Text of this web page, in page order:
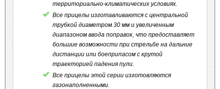
территориально-климатических условиях.
Все прицелы изготавливаются с центральной
трубкой диаметром 30 мм и увеличенным
диапазоном ввода поправок, что предоставляет
большие возможности при стрельбе на дальние
дистанции или боеприпасом с крутой
траекторией падения пули.
Все прицелы этой серии изготовляются
газонаполненными.